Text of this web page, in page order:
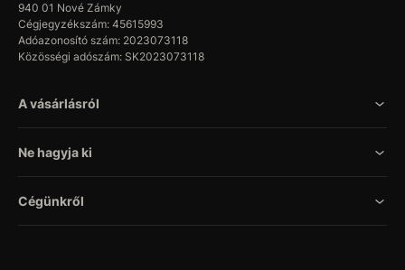
940 01 Nové Zámky
Cégjegyzékszám: 45615993
Adóazonosító szám: 2023073118
Közösségi adószám: SK2023073118
A vásárlásról
Ne hagyja ki
Cégünkről